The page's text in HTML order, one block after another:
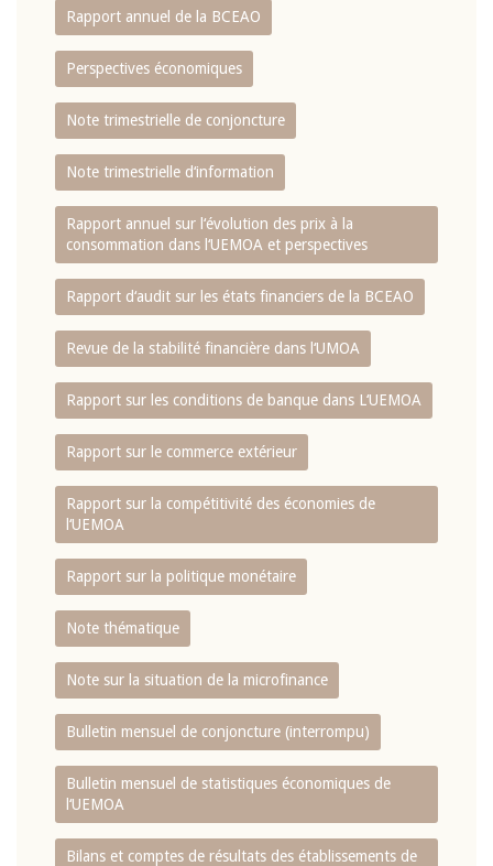
Rapport annuel de la BCEAO
Perspectives économiques
Note trimestrielle de conjoncture
Note trimestrielle d‘information
Rapport annuel sur l‘évolution des prix à la
consommation dans l‘UEMOA et perspectives
Rapport d‘audit sur les états financiers de la BCEAO
Revue de la stabilité financière dans l‘UMOA
Rapport sur les conditions de banque dans L‘UEMOA
Rapport sur le commerce extérieur
Rapport sur la compétitivité des économies de
l‘UEMOA
Rapport sur la politique monétaire
Note thématique
Note sur la situation de la microfinance
Bulletin mensuel de conjoncture (interrompu)
Bulletin mensuel de statistiques économiques de
l‘UEMOA
Bilans et comptes de résultats des établissements de